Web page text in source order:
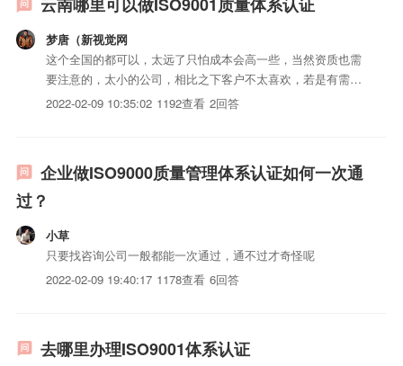
梦唐（新视觉网
这个全国的都可以，太远了只怕成本会高一些，当然资质也需
要注意的，太小的公司，相比之下客户不太喜欢，若是有需要
的话，我可以帮你推荐一些~~
2022-02-09 10:35:02 1192查看 2回答
企业做ISO9000质量管理体系认证如何一次通
过？
小草
只要找咨询公司一般都能一次通过，通不过才奇怪呢
2022-02-09 19:40:17 1178查看 6回答
去哪里办理ISO9001体系认证